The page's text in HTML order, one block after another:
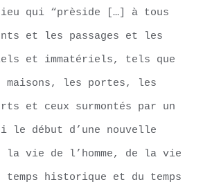
qui “prèside […] à tous
et les passages et les
et immatériels, tels que
maisons, les portes, les
et ceux surmontés par un
le début d’une nouvelle
la vie de l’homme, de la vie
temps historique et du temps